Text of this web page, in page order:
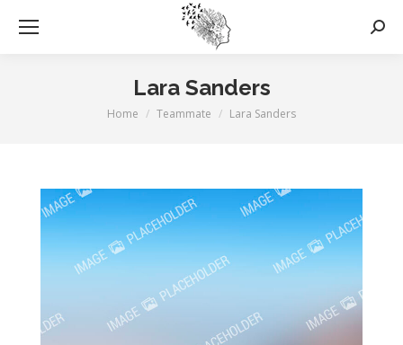
Lara Sanders
You are here:
Home Teammate Lara Sanders